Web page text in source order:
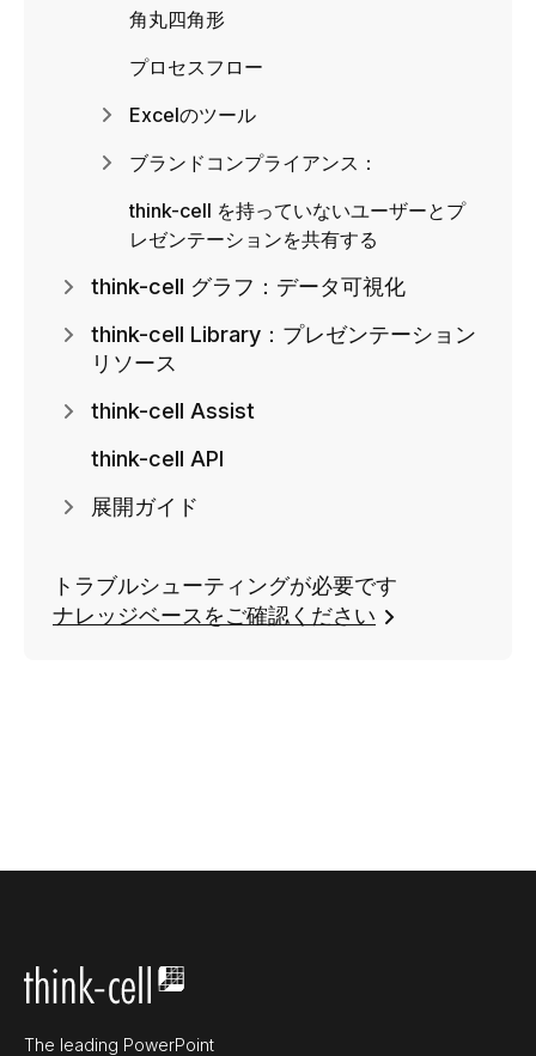
角丸四角形
プロセスフロー
Excelのツール
ブランドコンプライアンス：
think-cell を持っていないユーザーとプ
レゼンテーションを共有する
think-cell グラフ：データ可視化
think-cell Library：プレゼンテーション
リソース
think-cell Assist
think-cell API
展開ガイド
トラブルシューティングが必要です
ナレッジベースをご確認ください
The leading PowerPoint